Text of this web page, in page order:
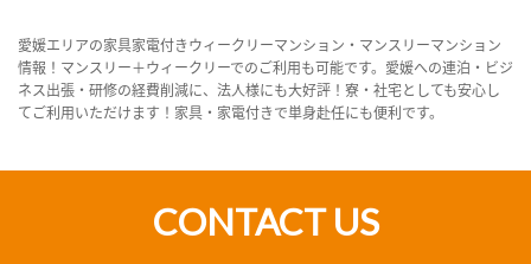
愛媛エリアの家具家電付きウィークリーマンション・マンスリーマンション
情報！マンスリー＋ウィークリーでのご利用も可能です。愛媛への連泊・ビジ
ネス出張・研修の経費削減に、法人様にも大好評！寮・社宅としても安心し
てご利用いただけます！家具・家電付きで単身赴任にも便利です。
CONTACT US